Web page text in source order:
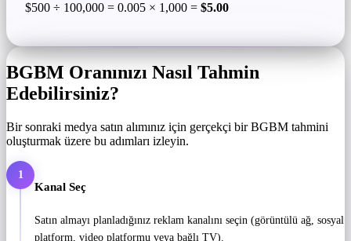
$500 ÷ 100,000 = 0.005 × 1,000 = $5.00
BGBM Oranınızı Nasıl Tahmin
Edebilirsiniz?
Bir sonraki medya satın alımınız için gerçekçi bir BGBM tahmini
oluşturmak üzere bu adımları izleyin.
1
Kanal Seç
Satın almayı planladığınız reklam kanalını seçin (görüntülü ağ, sosyal
platform, video platformu veya bağlı TV).